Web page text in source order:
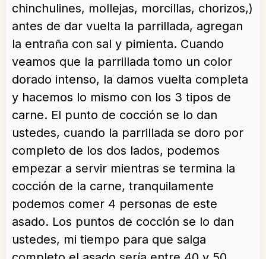
chinchulines, mollejas, morcillas, chorizos,)
antes de dar vuelta la parrillada, agregan
la entraña con sal y pimienta. Cuando
veamos que la parrillada tomo un color
dorado intenso, la damos vuelta completa
y hacemos lo mismo con los 3 tipos de
carne. El punto de cocción se lo dan
ustedes, cuando la parrillada se doro por
completo de los dos lados, podemos
empezar a servir mientras se termina la
cocción de la carne, tranquilamente
podemos comer 4 personas de este
asado. Los puntos de cocción se lo dan
ustedes, mi tiempo para que salga